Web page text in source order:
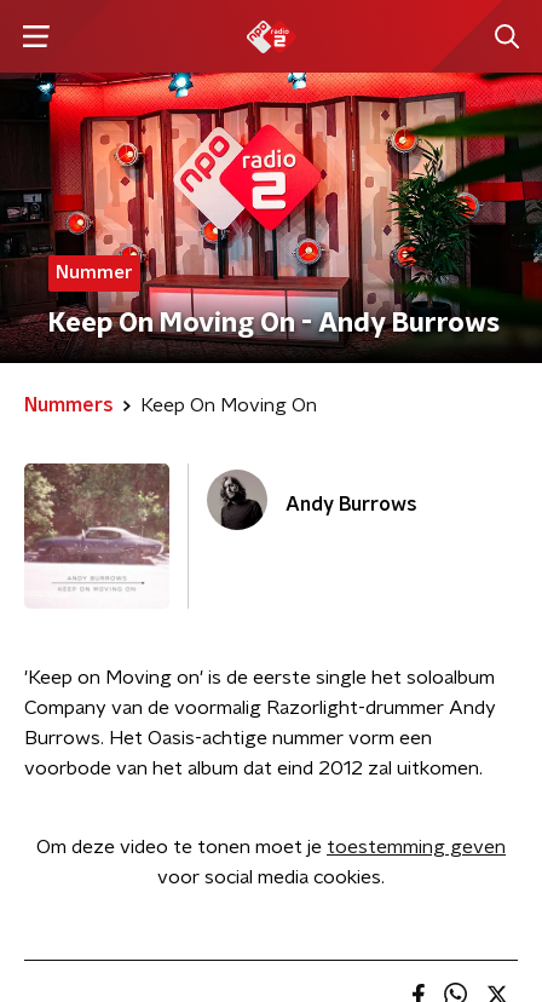
Nummer
Keep On Moving On - Andy Burrows
Nummers Keep On Moving On
Andy Burrows
'Keep on Moving on' is de eerste single het soloalbum
Company van de voormalig Razorlight-drummer Andy
Burrows. Het Oasis-achtige nummer vorm een
voorbode van het album dat eind 2012 zal uitkomen.
Om deze video te tonen moet je toestemming geven
voor social media cookies.